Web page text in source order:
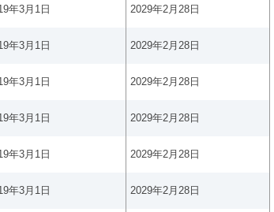
年3月1日 2029年2月28日
年3月1日 2029年2月28日
年3月1日 2029年2月28日
年3月1日 2029年2月28日
年3月1日 2029年2月28日
年3月1日 2029年2月28日